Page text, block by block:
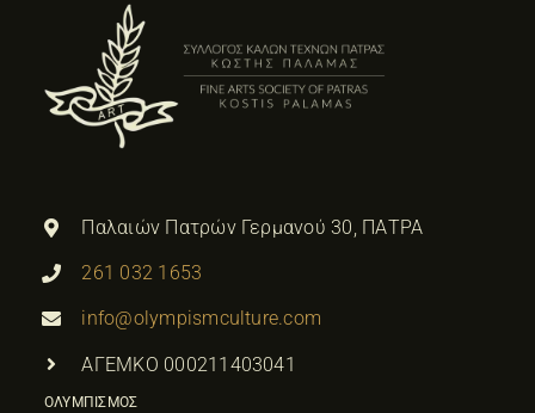
Παλαιών Πατρών Γερμανού 30, ΠΑΤΡΑ
261 032 1653
info@olympismculture.com
ΑΓΕΜΚΟ 000211403041
ΟΛΥΜΠΙΣΜΟΣ